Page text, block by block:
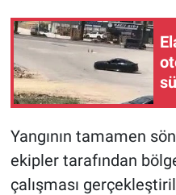
Yangının tamamen
ekipler tarafından
çalışması